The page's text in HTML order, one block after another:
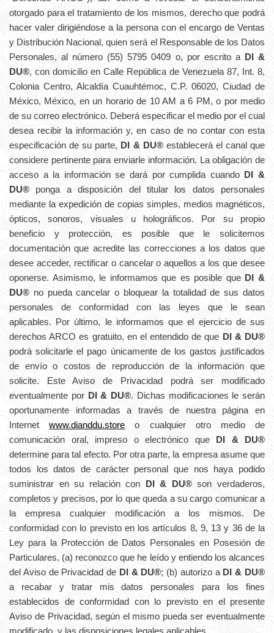
otorgado para el tratamiento de los mismos, derecho que podrá
hacer valer dirigiéndose a la persona con el encargo de Ventas
y Distribución Nacional, quien será el Responsable de los Datos
Personales, al número (55) 5795 0409 o, por escrito a DI &
DU®, con domicilio en Calle República de Venezuela 87, Int. 8,
Colonia Centro, Alcaldía Cuauhtémoc, C.P. 06020, Ciudad de
México, México, en un horario de 10 AM a 6 PM, o por medio
de su correo electrónico. Deberá especificar el medio por el cual
desea recibir la información y, en caso de no contar con esta
especificación de su parte, DI & DU®establecerá el canal que
considere pertinente para enviarle información. La obligación de
acceso a la información se dará por cumplida cuando DI &
DU® ponga a disposición del titular los datos personales
mediante la expedición de copias simples, medios magnéticos,
ópticos, sonoros, visuales u holográficos. Por su propio
beneficio y protección, es posible que le solicitemos
documentación que acredite las correcciones a los datos que
desee acceder, rectificar o cancelar o aquellos a los que desee
oponerse. Asimismo, le informamos que es posible que DI &
DU® no pueda cancelar o bloquear la totalidad de sus datos
personales de conformidad con las leyes que le sean
aplicables. Por último, le informamos que el ejercicio de sus
derechos ARCO es gratuito, en el entendido de que DI & DU®
podrá solicitarle el pago únicamente de los gastos justificados
de envío o costos de reproducción de la información que
solicite. Este Aviso de Privacidad podrá ser modificado
eventualmente por DI & DU®. Dichas modificaciones le serán
oportunamente informadas a través de nuestra página en
Internetwww.dianddu.store o cualquier otro medio de
comunicación oral, impreso o electrónico que DI & DU®
determine para tal efecto. Por otra parte, la empresa asume que
todos los datos de carácter personal que nos haya podido
suministrar en su relación con DI & DU®son verdaderos,
completos y precisos, por lo que queda a su cargo comunicar a
la empresa cualquier modificación a los mismos. De
conformidad con lo previsto en los artículos 8, 9, 13 y 36 de la
Ley para la Protección de Datos Personales en Posesión de
Particulares, (a) reconozco que he leído y entiendo los alcances
del Aviso de Privacidad de DI & DU®; (b) autorizo a DI & DU®
a recabar y tratar mis datos personales para los fines
establecidos de conformidad con lo previsto en el presente
Aviso de Privacidad, según el mismo pueda ser eventualmente
modificado, y las disposiciones legales aplicables.